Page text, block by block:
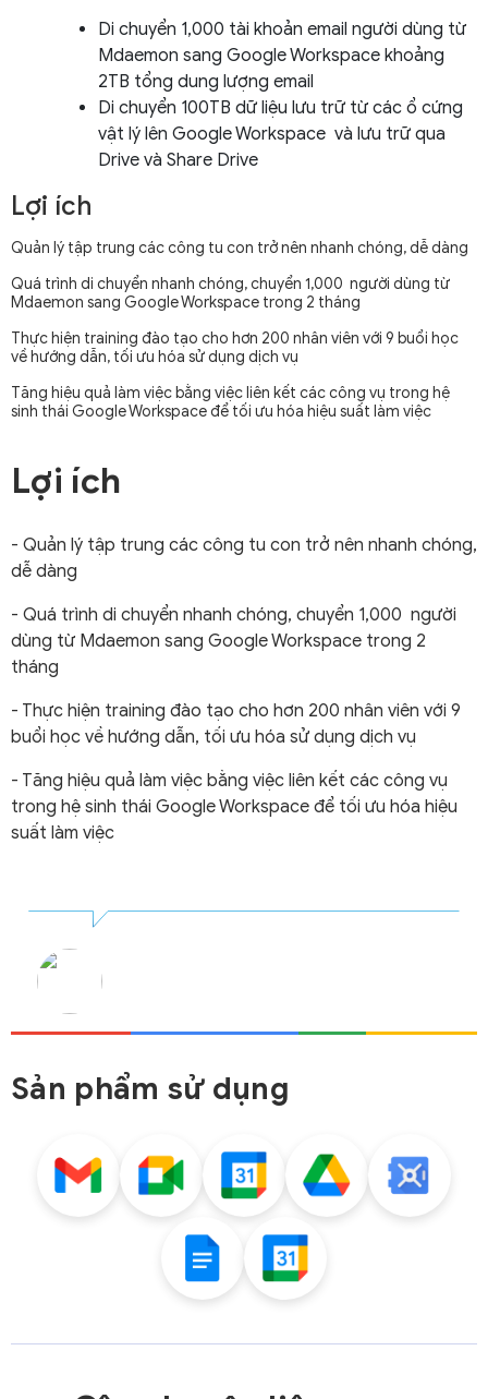
Di chuyển 1,000 tài khoản email người dùng từ
Mdaemon sang Google Workspace khoảng
2TB tổng dung lượng email
Di chuyển 100TB dữ liệu lưu trữ từ các ổ cứng
vật lý lên Google Workspace và lưu trữ qua
Drive và Share Drive
Lợi ích
Quản lý tập trung các công tu con trở nên nhanh chóng, dễ dàng
Quá trình di chuyển nhanh chóng, chuyển 1,000 người dùng từ
Mdaemon sang Google Workspace trong 2 tháng
Thực hiện training đào tạo cho hơn 200 nhân viên với 9 buổi học
về hướng dẫn, tối ưu hóa sử dụng dịch vụ
Tăng hiệu quả làm việc bằng việc liên kết các công vụ trong hệ
sinh thái Google Workspace để tối ưu hóa hiệu suất làm việc
Lợi ích
- Quản lý tập trung các công tu con trở nên nhanh chóng,
dễ dàng
- Quá trình di chuyển nhanh chóng, chuyển 1,000 người
dùng từ Mdaemon sang Google Workspace trong 2
tháng
- Thực hiện training đào tạo cho hơn 200 nhân viên với 9
buổi học về hướng dẫn, tối ưu hóa sử dụng dịch vụ
- Tăng hiệu quả làm việc bằng việc liên kết các công vụ
trong hệ sinh thái Google Workspace để tối ưu hóa hiệu
suất làm việc
Sản phẩm sử dụng